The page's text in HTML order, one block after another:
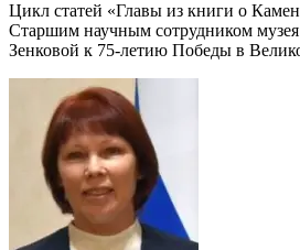
Цикл статей «Главы из книги о
Старшим научным сотрудником
Зенковой к 75-летию Победы в